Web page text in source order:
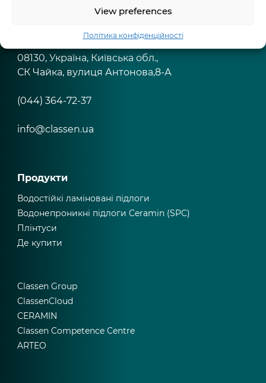
View preferences
Політика конфіденційності
Классен Україна
ТОВ "Классен Україна"
08130, Україна, Київська обл.,
СК Чайка, вулиця Антонова,8-А
(044) 364-72-37
info@classen.ua
Продукти
Водостійкі ламіновані підлоги
Водонепроникні підлоги Ceramin (SPC)
Плінтуси
Де купити
Classen Group
ClassenCloud
CERAMIN
Classen Competence Centre
ARTEO